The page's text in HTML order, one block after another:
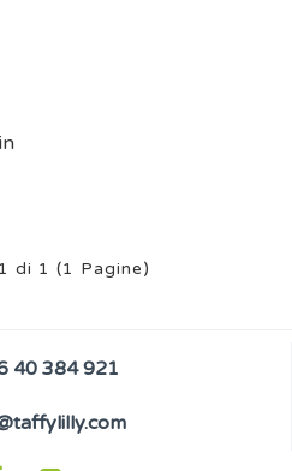
di 1 (1 Pagine)
40 384 921